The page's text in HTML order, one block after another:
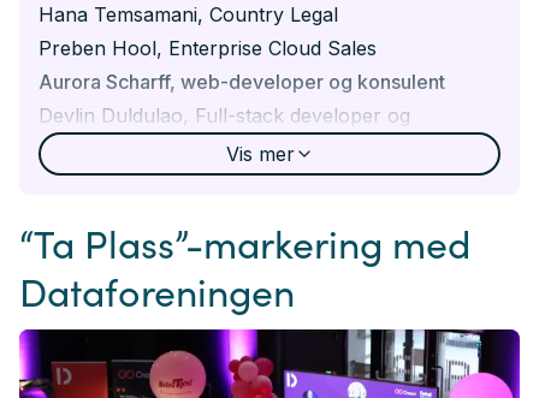
Hana Temsamani, Country Legal
Preben Hool, Enterprise Cloud Sales
Aurora Scharff, web-developer og konsulent
Devlin Duldulao, Full-stack developer og
konsulent
Hans Vigstad, General Manager, Crayon
Thomas Stave, General Manager, Crayon AS
Elizabeth Matre-Aas, Management Consultant
Vala Maria Valsdottir, Senior Data Scientist
Gudo Husby, Innovation Manager
Mubashir Alvi, Project Manager
Vis mer
“Ta Plass”-markering med
Dataforeningen